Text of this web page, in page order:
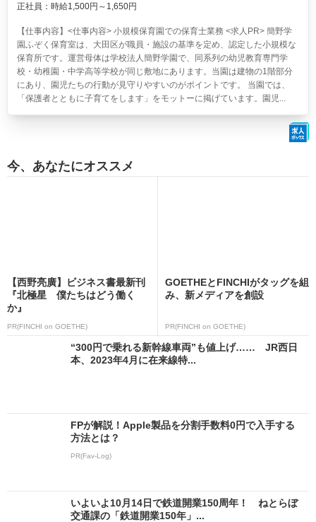
正社員：時給1,500円～1,650円
【仕事内容】<仕事内容> 小規模保育園での保育士業務 <求人PR> 簡野学
園ふぞく保育室は、大田区が職員・施設の基準を定め、認定した小規模な
保育所です。運営母体は学校法人簡野学園で、同系列の幼児教育専門学
校・幼稚園・中学高等学校が同じ敷地にあります。当園は建物の1階部分
にあり、園児たちの行動が見守りやすいのがポイントです。 当園では、
「保護者とともに子育てをします」をモットーに掲げています。園児...
今、あなたにオススメ
【西野亮廣】ビジネス書最新刊
『北極星 僕たちはどう働く
か』
PR(FINCHI on GOETHE)
GOETHEとFINCHIがタッグを組
み、新メディアを創設
PR(FINCHI on GOETHE)
“300円で乗れる新幹線車両”も値上げ…… JR西日
本、2023年4月に在来線特...
FPが解説！Apple製品を分割手数料0円で入手する
方法とは？
PR(Fav-Log)
いよいよ10月14日で鉄道開業150周年！ ねとらぼ
交通課の「鉄道開業150年」...